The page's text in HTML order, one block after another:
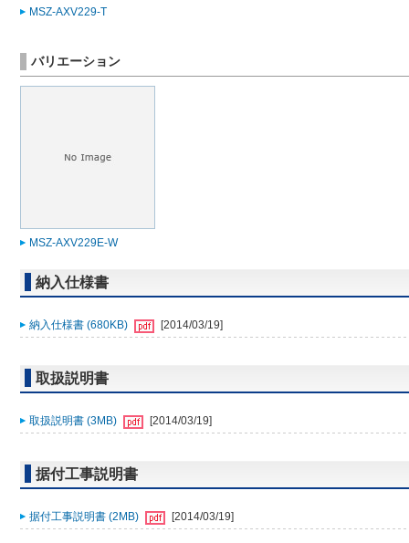
MSZ-AXV229-T
バリエーション
MSZ-AXV229E-W
納入仕様書
納入仕様書 (680KB) [2014/03/19]
取扱説明書
取扱説明書 (3MB) [2014/03/19]
据付工事説明書
据付工事説明書 (2MB) [2014/03/19]